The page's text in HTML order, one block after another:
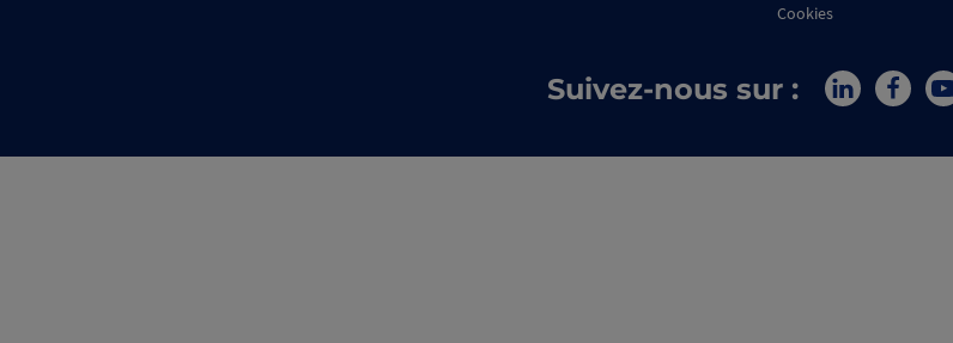
Cookies
Suivez-nous sur :